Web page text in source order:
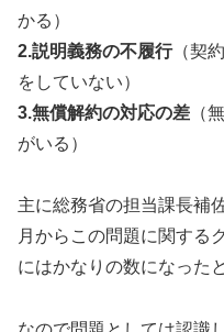
かる）
2.説明義務の不履行（契
をしていない）
3.無償解約の対応の差 （
がいる）
主に総務省の担当課長補
月からこの問題に関する
にはかなりの数になったと